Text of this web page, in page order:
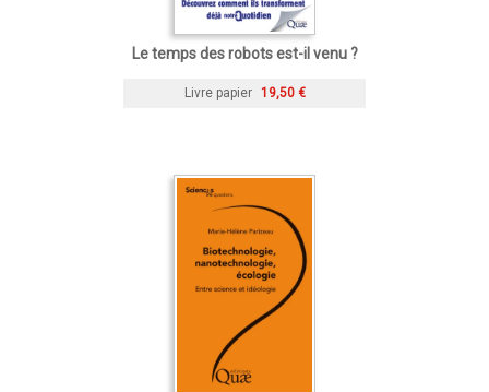
Le temps des robots est-il venu ?
Livre papier 19,50 €